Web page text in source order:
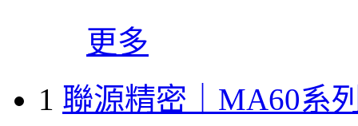
更多
1 聯源精密｜MA60系